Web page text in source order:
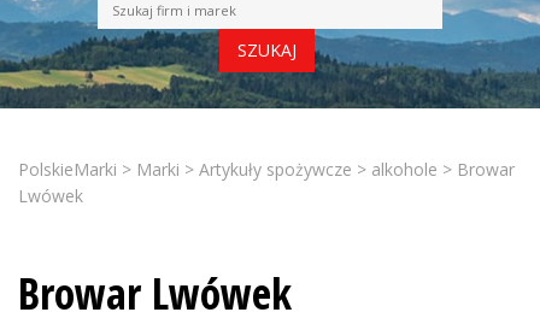
PolskieMarki > Marki > Artykuły spożywcze > alkohole > Browar
Lwówek
Browar Lwówek